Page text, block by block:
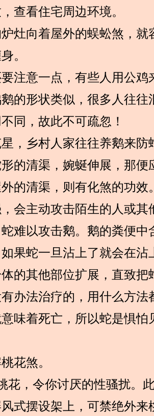
查看住宅周边环境。
灶向着屋外的蜈蚣煞，就
。
注意一点，有些人用公鸡
的形状类似，很多人往往
同，故此不可疏忽！
，乡村人家往往养鹅来防
的清渠，婉蜒伸展，那便
的清渠，则有化煞的功效
会主动攻击陌生的人或其
难以攻击鹅。鹅的粪便
果蛇一旦沾上了就会在沾
的其他部位扩展，直致把
办法治疗的，用什么方法
意味着死亡，所以蛇是惧怕
花煞。
花，令你讨厌的性骚扰。
式摆设架上，可禁绝外来